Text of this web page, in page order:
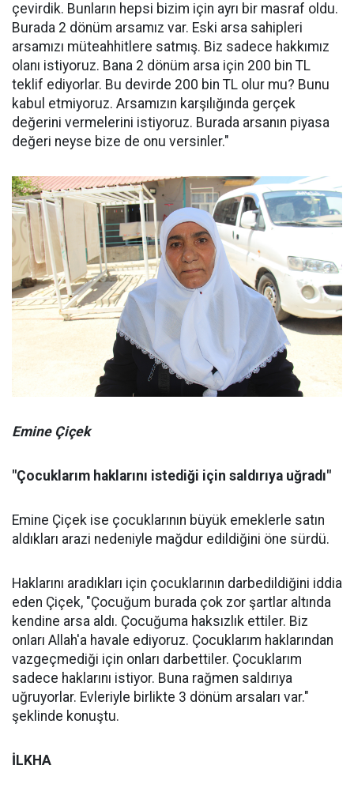
çevirdik. Bunların hepsi bizim için ayrı bir masraf oldu.
Burada 2 dönüm arsamız var. Eski arsa sahipleri
arsamızı müteahhitlere satmış. Biz sadece hakkımız
olanı istiyoruz. Bana 2 dönüm arsa için 200 bin TL
teklif ediyorlar. Bu devirde 200 bin TL olur mu? Bunu
kabul etmiyoruz. Arsamızın karşılığında gerçek
değerini vermelerini istiyoruz. Burada arsanın piyasa
değeri neyse bize de onu versinler."
Emine Çiçek
"Çocuklarım haklarını istediği için saldırıya uğradı"
Emine Çiçek ise çocuklarının büyük emeklerle satın
aldıkları arazi nedeniyle mağdur edildiğini öne sürdü.
Haklarını aradıkları için çocuklarının darbedildiğini iddia
eden Çiçek, "Çocuğum burada çok zor şartlar altında
kendine arsa aldı. Çocuğuma haksızlık ettiler. Biz
onları Allah'a havale ediyoruz. Çocuklarım haklarından
vazgeçmediği için onları darbettiler. Çocuklarım
sadece haklarını istiyor. Buna rağmen saldırıya
uğruyorlar. Evleriyle birlikte 3 dönüm arsaları var."
şeklinde konuştu.
İLKHA